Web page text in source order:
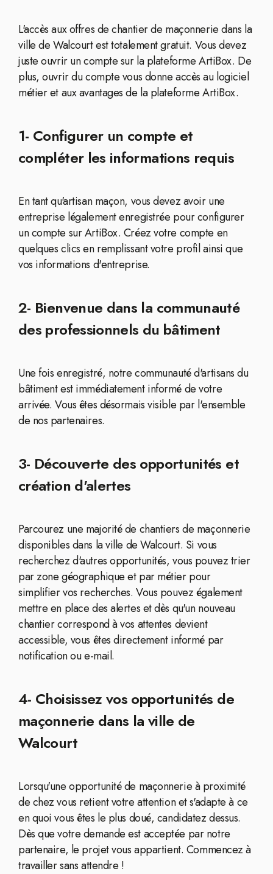
L'accès aux offres de chantier de maçonnerie dans la
ville de Walcourt est totalement gratuit. Vous devez
juste ouvrir un compte sur la plateforme ArtiBox. De
plus, ouvrir du compte vous donne accès au logiciel
métier et aux avantages de la plateforme ArtiBox.
1- Configurer un compte et
compléter les informations requis
En tant qu'artisan maçon, vous devez avoir une
entreprise légalement enregistrée pour configurer
un compte sur ArtiBox. Créez votre compte en
quelques clics en remplissant votre profil ainsi que
vos informations d'entreprise.
2- Bienvenue dans la communauté
des professionnels du bâtiment
Une fois enregistré, notre communauté d'artisans du
bâtiment est immédiatement informé de votre
arrivée. Vous êtes désormais visible par l'ensemble
de nos partenaires.
3- Découverte des opportunités et
création d'alertes
Parcourez une majorité de chantiers de maçonnerie
disponibles dans la ville de Walcourt. Si vous
recherchez d'autres opportunités, vous pouvez trier
par zone géographique et par métier pour
simplifier vos recherches. Vous pouvez également
mettre en place des alertes et dès qu'un nouveau
chantier correspond à vos attentes devient
accessible, vous êtes directement informé par
notification ou e-mail.
4- Choisissez vos opportunités de
maçonnerie dans la ville de
Walcourt
Lorsqu'une opportunité de maçonnerie à proximité
de chez vous retient votre attention et s'adapte à ce
en quoi vous êtes le plus doué, candidatez dessus.
Dès que votre demande est acceptée par notre
partenaire, le projet vous appartient. Commencez à
travailler sans attendre !